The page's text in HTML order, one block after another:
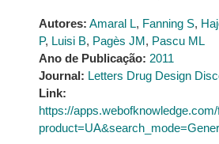
Autores: Amaral L, Fanning S,
P, Luisi B, Pagès JM, Pascu ML
Ano de Publicação: 2011
Journal: Letters Drug Design
Link:
https://